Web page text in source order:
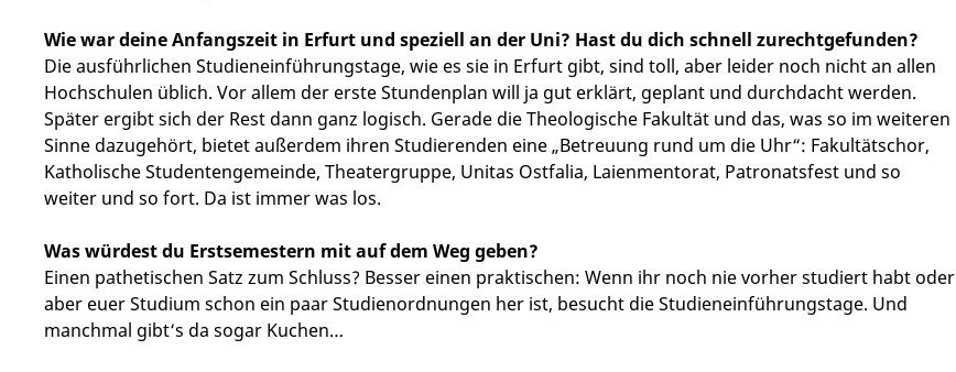
Wie war deine Anfangszeit in Erfurt und speziell an der Uni? Hast du dich schnell zurechtgefunden?
Die ausführlichen Studieneinführungstage, wie es sie in Erfurt gibt, sind toll, aber leider noch nicht an allen
Hochschulen üblich. Vor allem der erste Stundenplan will ja gut erklärt, geplant und durchdacht werden.
Später ergibt sich der Rest dann ganz logisch. Gerade die Theologische Fakultät und das, was so im weiteren
Sinne dazugehört, bietet außerdem ihren Studierenden eine „Betreuung rund um die Uhr“: Fakultätschor,
Katholische Studentengemeinde, Theatergruppe, Unitas Ostfalia, Laienmentorat, Patronatsfest und so
weiter und so fort. Da ist immer was los.
Was würdest du Erstsemestern mit auf dem Weg geben?
Einen pathetischen Satz zum Schluss? Besser einen praktischen: Wenn ihr noch nie vorher studiert habt oder
aber euer Studium schon ein paar Studienordnungen her ist, besucht die Studieneinführungstage. Und
manchmal gibt‘s da sogar Kuchen…